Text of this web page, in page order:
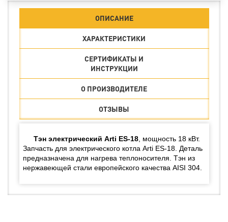
ОПИСАНИЕ
ХАРАКТЕРИСТИКИ
СЕРТИФИКАТЫ И
ИНСТРУКЦИИ
О ПРОИЗВОДИТЕЛЕ
ОТЗЫВЫ
Тэн электрический Arti ES-18 , мощность 18 кВт.
Запчасть для электрического котла Arti ES-18. Деталь
предназначена для нагрева теплоносителя. Тэн из
нержавеющей стали европейского качества AISI 304.